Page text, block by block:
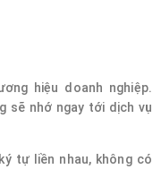
hiệu doanh nghiệp.
sẽ nhớ ngay tới dịch vụ
tự liền nhau, không có